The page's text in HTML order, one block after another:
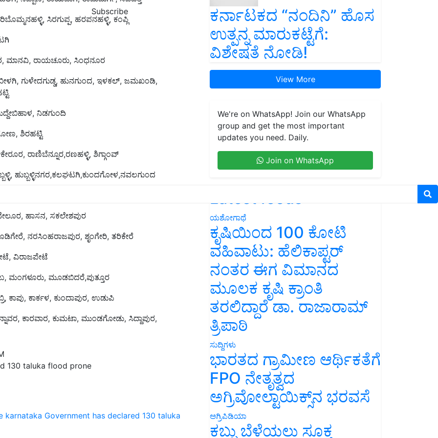
Subscribe
ಸಿರಗುಪ್ಪ, ಹರಪನಹಳ್ಳಿ, ಕಂಪ್ಲಿ
ಮಾನವಿ, ರಾಯಚೂರು, ಸಿಂಧನೂರ
ಗುಳೇದಗುಡ್ಡ, ಹುನಗುಂದ, ಇಳಕಲ್, ಜಮಖಂಡಿ,
ನಿಡಗುಂದಿ
ಶಿರಹಟ್ಟಿ
ರಾಣಿಬೆನ್ನೂರ,ರಣಹಳ್ಳಿ, ಶಿಗ್ಗಾಂವ್
ಹುಬ್ಬಳ್ಳಿನಗರ,ಕಲಘಟಗಿ,ಕುಂದಗೋಳ,ನವಲಗುಂದ
ಹಾಸನ, ಸಕಲೇಶಪುರ
ನರಸಿಂಹರಾಜಪುರ, ಶೃಂಗೇರಿ, ತರಿಕೇರೆ
ವಿರಾಜಪೇಟೆ
ಮಂಗಳೂರು, ಮೂಡಬಿದರೆ,ಪುತ್ತೂರ
ಕಾಪು, ಕಾರ್ಕಳ, ಕುಂದಾಪುರ, ಉಡುಪಿ
ಕಾರವಾರ, ಕುಮಟಾ, ಮುಂಡಗೋಡು, ಸಿದ್ದಾಪುರ,
130 taluka flood prone
karnataka Government has declared 130 taluka
ಕರ್ನಾಟಕದ “ನಂದಿನಿ” ಹೊಸ
ಉತ್ಪನ್ನ ಮಾರುಕಟ್ಟೆಗೆ:
ವಿಶೇಷತೆ ನೋಡಿ!
View More
We're on WhatsApp! Join our WhatsApp
group and get the most important
updates you need. Daily.
Join on WhatsApp
Latest feeds
ಯಶೋಗಾಥೆ
ಕೃಷಿಯಿಂದ 100 ಕೋಟಿ
ವಹಿವಾಟು: ಹೆಲಿಕಾಪ್ಟರ್
ನಂತರ ಈಗ ವಿಮಾನದ
ಮೂಲಕ ಕೃಷಿ ಕ್ರಾಂತಿ
ತರಲಿದ್ದಾರೆ ಡಾ. ರಾಜಾರಾಮ್
ತ್ರಿಪಾಠಿ
ಸುದ್ದಿಗಳು
ಭಾರತದ ಗ್ರಾಮೀಣ ಆರ್ಥಿಕತೆಗೆ
FPO ನೇತೃತ್ವದ
ಅಗ್ರಿವೋಲ್ಟಾಯಿಕ್ಸ್‌ನ ಭರವಸೆ
ಅಗ್ರಿಪಿಡಿಯಾ
ಕಬ್ಬು ಬೆಳೆಯಲು ಸೂಕ್ತ